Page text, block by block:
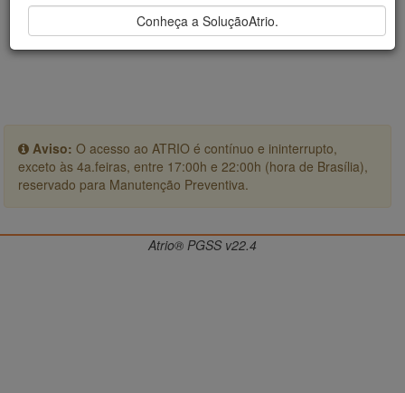
Aviso: O acesso ao ATRIO é contínuo e ininterrupto,
exceto às 4a.feiras, entre 17:00h e 22:00h (hora de Brasília),
reservado para Manutenção Preventiva.
Conheça a SoluçãoAtrio.
Atrio® PGSS v22.4